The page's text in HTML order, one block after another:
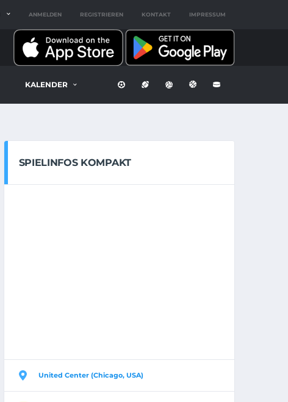
ANMELDEN REGISTRIEREN KONTAKT IMPRESSUM
KALENDER
SPIELINFOS KOMPAKT
United Center (Chicago, USA)